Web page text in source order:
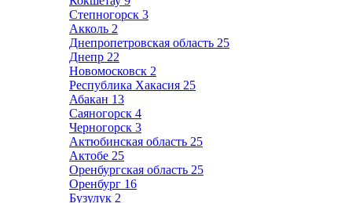
Степногорск 3
Акколь 2
Днепропетровская область 25
Днепр 22
Новомосковск 2
Республика Хакасия 25
Абакан 13
Саяногорск 4
Черногорск 3
Актюбинская область 25
Актобе 25
Оренбургская область 25
Оренбург 16
Бузулук 2